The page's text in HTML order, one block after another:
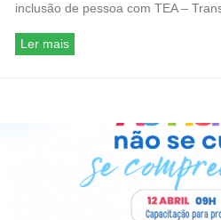
inclusão de pessoa com TEA –
Ler mais